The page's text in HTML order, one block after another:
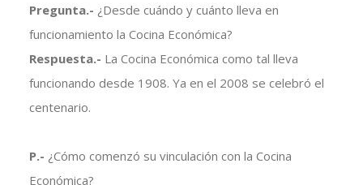
Pregunta.- ¿Desde cuándo y cuánto lleva en
funcionamiento la Cocina Económica?
Respuesta.- La Cocina Económica como tal lleva
funcionando desde 1908. Ya en el 2008 se celebró el
centenario.
P.- ¿Cómo comenzó su vinculación con la Cocina
Económica?